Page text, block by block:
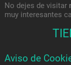
No dejes de visitar
muy interesantes
Aviso de